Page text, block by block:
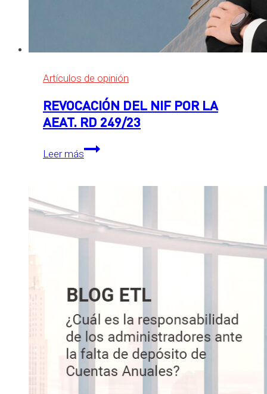
Artículos de opinión
REVOCACIÓN DEL NIF POR LA
AEAT. RD 249/23
Leer más
REVOCACIÓN
DEL
AEAT.
RD